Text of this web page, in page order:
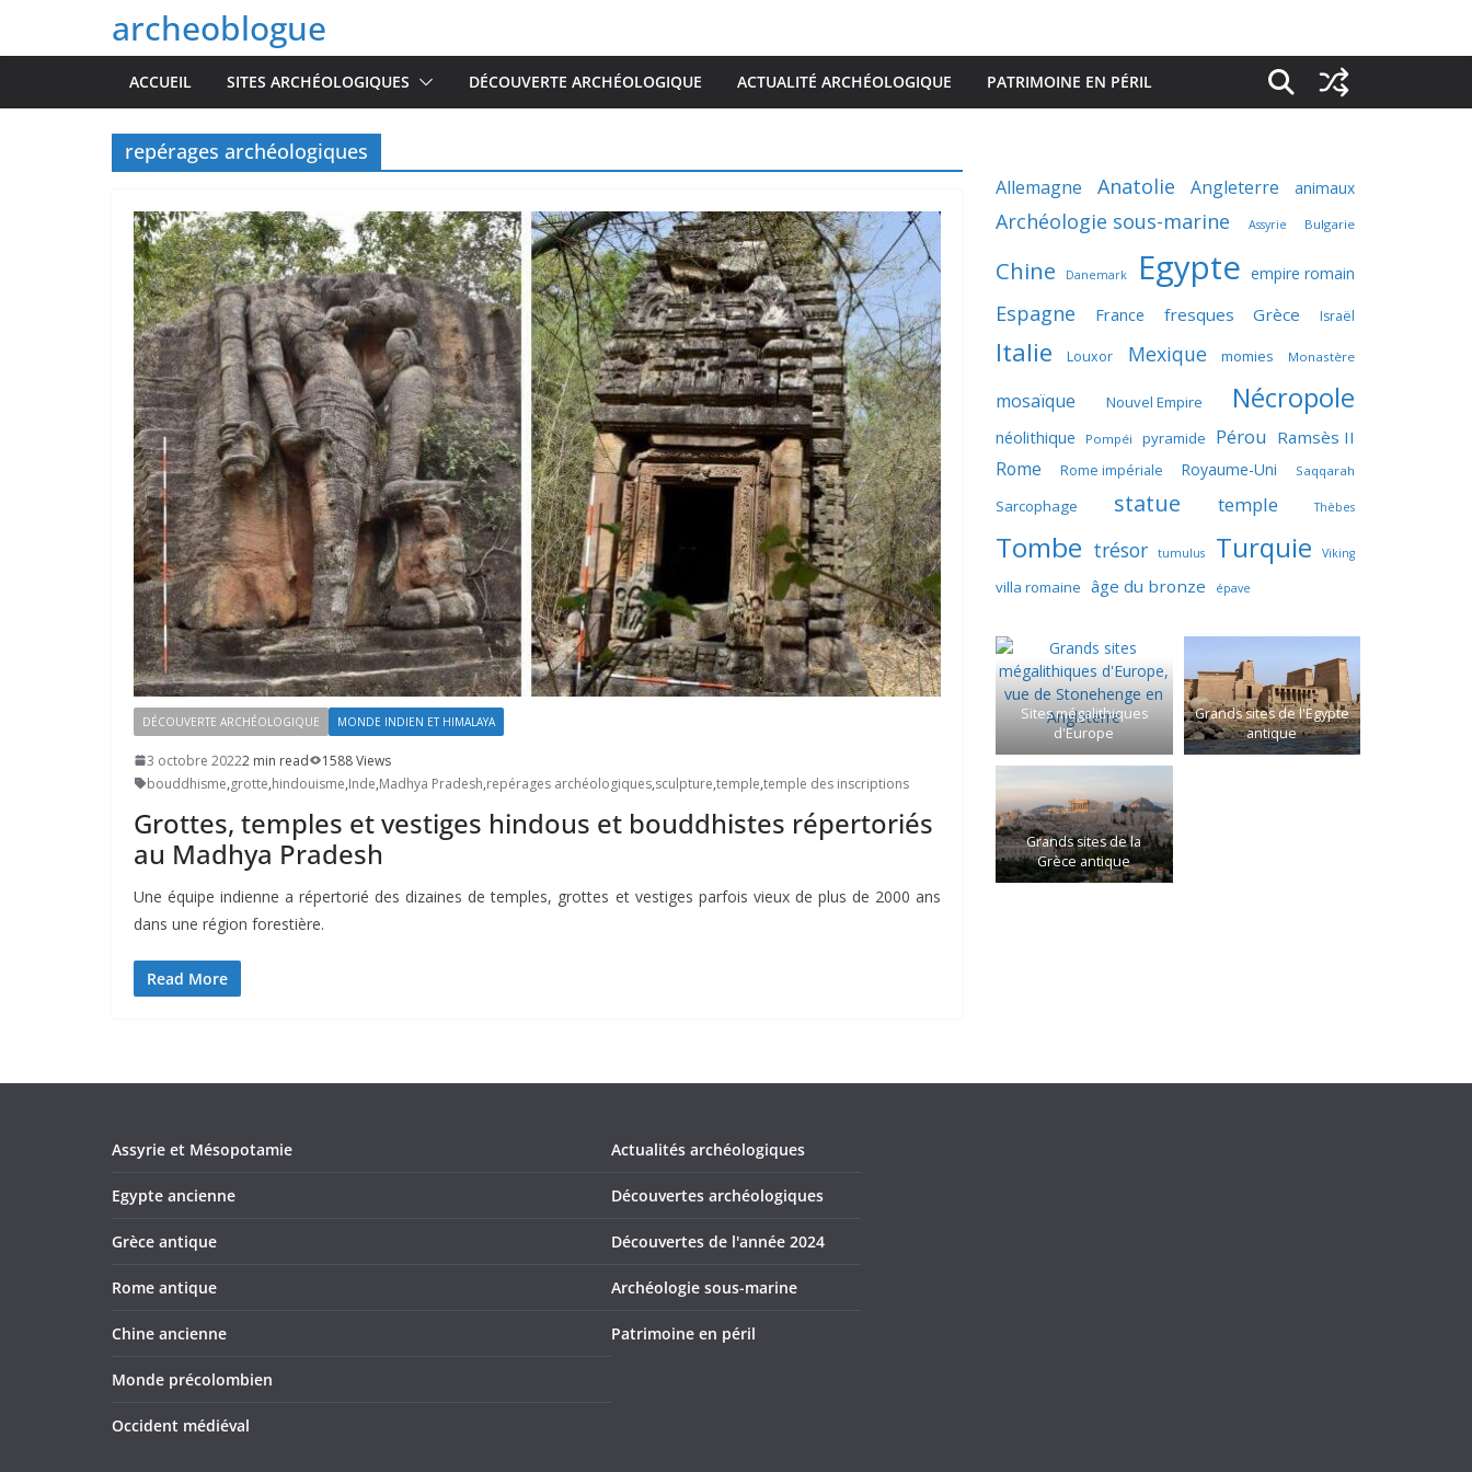
archeoblogue
ACCUEIL SITES ARCHÉOLOGIQUES DÉCOUVERTE ARCHÉOLOGIQUE ACTUALITÉ ARCHÉOLOGIQUE PATRIMOINE EN PÉRIL
repérages archéologiques
DÉCOUVERTE ARCHÉOLOGIQUE MONDE INDIEN ET HIMALAYA
3 octobre 20222 min read
1588 Views
bouddhisme,grotte,hindouisme,Inde,Madhya Pradesh,repérages archéologiques,sculpture,temple,temple des inscriptions
Grottes, temples et vestiges hindous et bouddhistes répertoriés
au Madhya Pradesh
Une équipe indienne a répertorié des dizaines de temples, grottes et vestiges parfois vieux de plus de 2000 ans
dans une région forestière.
Read More
Allemagne Anatolie Angleterre animaux
Archéologie sous-marine Assyrie Bulgarie
Chine Danemark Egypte empire romain
Espagne France fresques Grèce Israël
Italie Louxor Mexique momies Monastère
mosaïque Nouvel Empire Nécropole
néolithique Pompéi pyramide Pérou Ramsès II
Rome Rome impériale Royaume-Uni Saqqarah
Sarcophage statue temple Thèbes
Tombe trésor tumulus Turquie Viking
villa romaine âge du bronze épave
Sites mégalithiques
d'Europe
Grands sites de l'Egypte
antique
Grands sites de la
Grèce antique
Assyrie et Mésopotamie
Egypte ancienne
Grèce antique
Rome antique
Chine ancienne
Monde précolombien
Occident médiéval
Actualités archéologiques
Découvertes archéologiques
Découvertes de l'année 2024
Archéologie sous-marine
Patrimoine en péril